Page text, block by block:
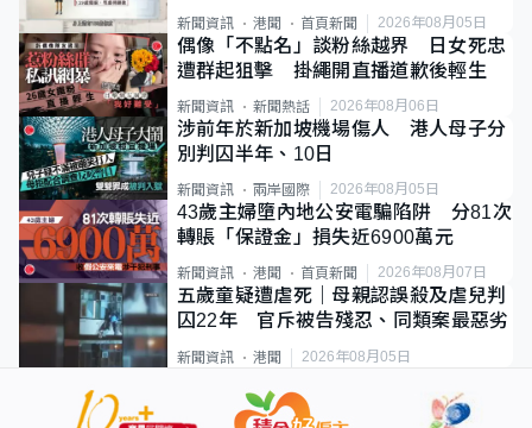
類案最惡劣
新聞資訊 港聞 首頁新聞 2026年08月05日
偶像「不點名」談粉絲越界 日女死忠
遭群起狙擊 掛繩開直播道歉後輕生
新聞資訊 新聞熱話 2026年08月06日
涉前年於新加坡機場傷人 港人母子分
別判囚半年、10日
新聞資訊 兩岸國際 2026年08月05日
43歲主婦墮內地公安電騙陷阱 分81次
轉賬「保證金」損失近6900萬元
新聞資訊 港聞 首頁新聞 2026年08月07日
五歲童疑遭虐死｜母親認誤殺及虐兒判
囚22年 官斥被告殘忍、同類案最惡劣
新聞資訊 港聞 2026年08月05日